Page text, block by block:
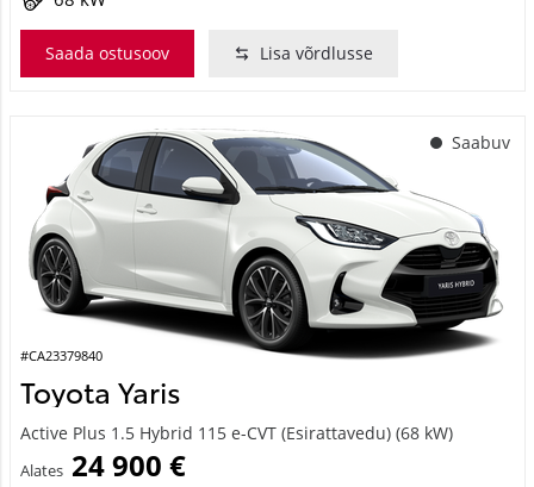
Saada ostusoov Lisa võrdlusse
Saabuv
#CA23379840
Toyota Yaris
Active Plus 1.5 Hybrid 115 e-CVT (Esirattavedu) (68 kW)
Alates 24 900 €